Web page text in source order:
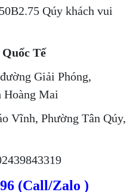
Qúy khách vui
Tế
Giải Phóng,
Hoàng Mai
Vĩnh, Phường Tân Qúy,
(Call/Zalo )